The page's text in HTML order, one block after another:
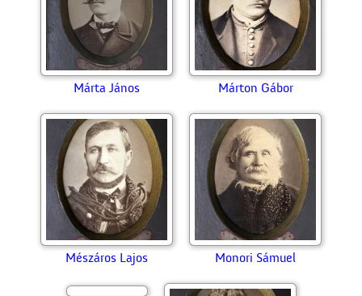
Lédeczi Mihály Lendér Mihály
Libasinszky Gyula Lugosi János